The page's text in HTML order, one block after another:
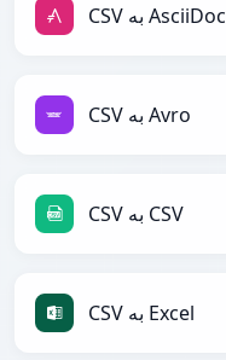
CSV به AsciiDoc
CSV به Avro
CSV به CSV
CSV به Excel